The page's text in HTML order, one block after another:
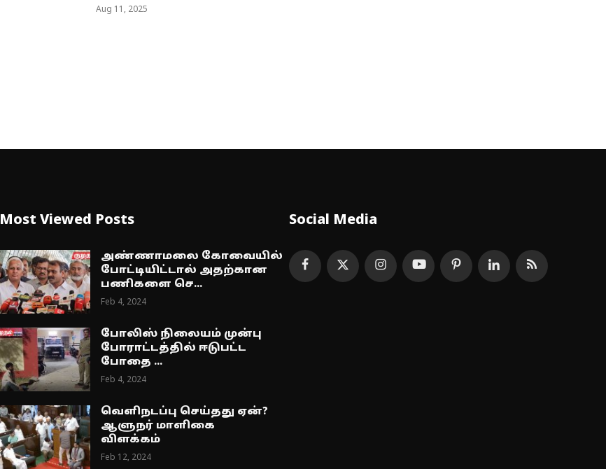
Aug 11, 2025
Most Viewed Posts
அண்ணாமலை கோவையில்
போட்டியிட்டால் அதற்கான
பணிகளை செ...
Feb 4, 2024
போலிஸ் நிலையம் முன்பு
போராட்டத்தில் ஈடுபட்ட
போதை ...
Feb 4, 2024
வெளிநடப்பு செய்தது ஏன்?
ஆளுநர் மாளிகை
விளக்கம்
Feb 12, 2024
Social Media